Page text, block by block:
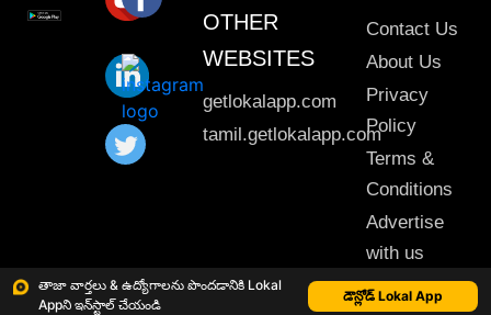
తాజా వార్తలు & ఉద్యోగాలను పొందడానికి Lokal
Appని ఇన్‌స్టాల్ చేయండి
డౌన్లోడ్ Lokal App
OTHER
WEBSITES
getlokalapp.com
tamil.getlokalapp.com
Contact Us
About Us
Privacy
Policy
Terms &
Conditions
Advertise
with us
Sitemap
This material may not be published, transmitted, rewritten or redistributed. © 2020 Lokal App. All rights reserved.